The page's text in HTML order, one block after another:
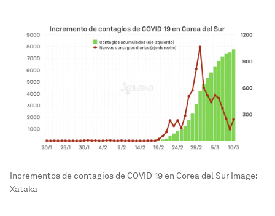
Incrementos de contagios de COVID-19 en Corea del Sur Image:
Xataka